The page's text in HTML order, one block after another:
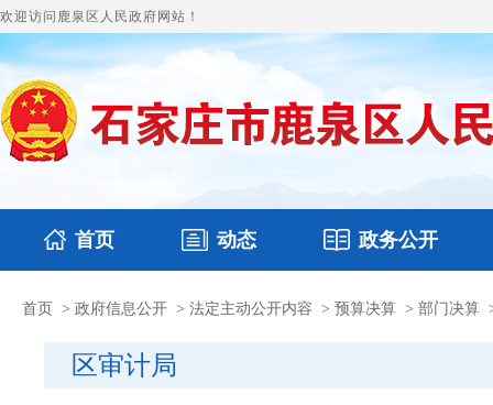
欢迎访问鹿泉区人民政府网站！
首页 动态
国务要闻 鹿泉要闻 图片新闻
政务公开
本区文件 财政预决算
首页 > 政府信息公开 > 法定主动公开内容 > 预算决算 > 部门决算
区审计局